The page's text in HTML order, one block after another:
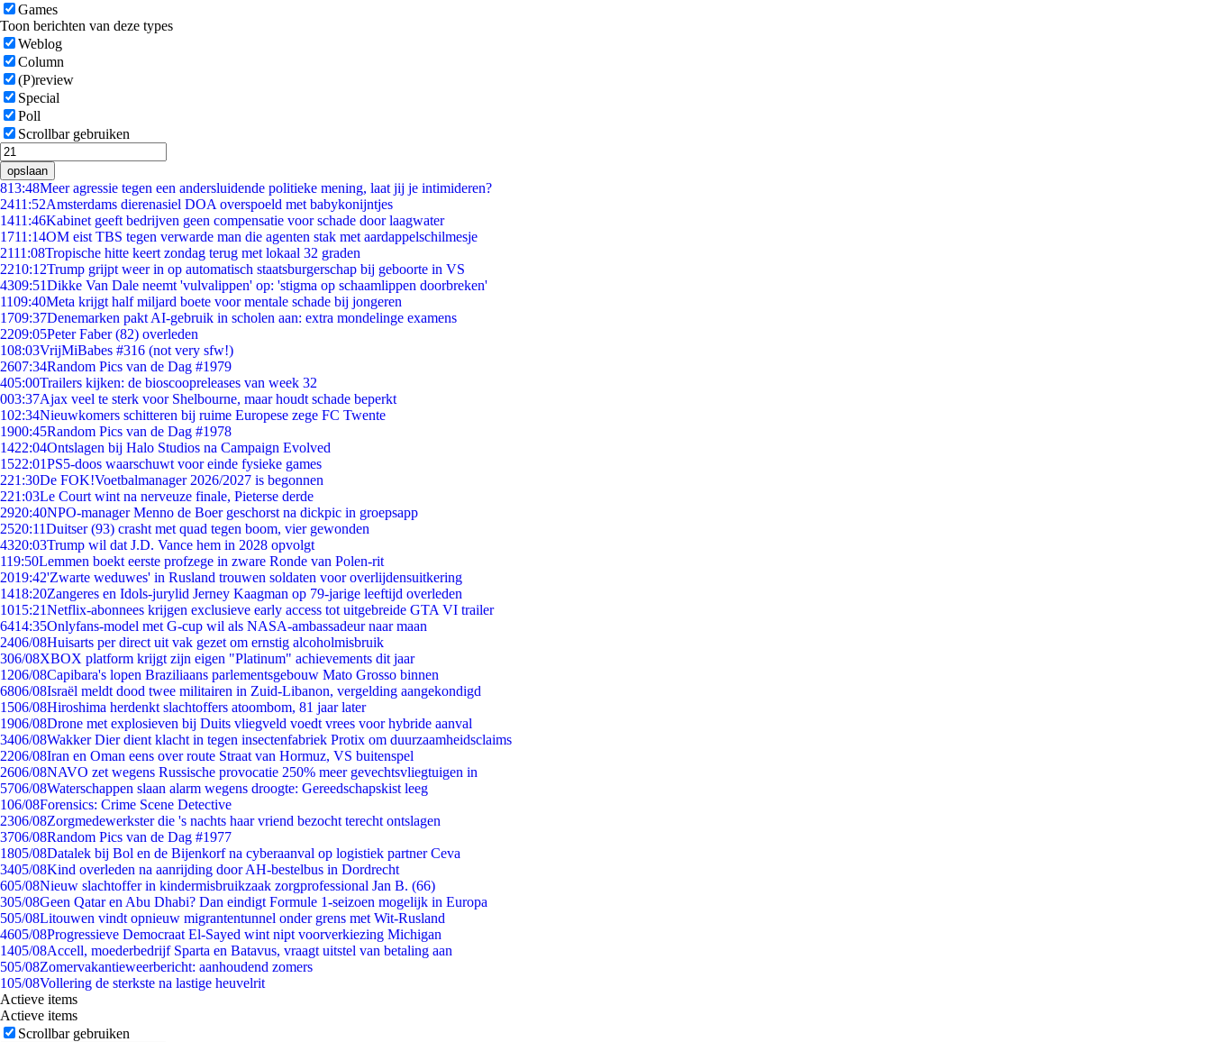
Games
Toon berichten van deze types
Weblog
Column
(P)review
Special
Poll
Scrollbar gebruiken
opslaan
813:48Meer agressie tegen een andersluidende politieke mening, laat jij je intimideren?
2411:52Amsterdams dierenasiel DOA overspoeld met babykonijntjes
1411:46Kabinet geeft bedrijven geen compensatie voor schade door laagwater
1711:14OM eist TBS tegen verwarde man die agenten stak met aardappelschilmesje
2111:08Tropische hitte keert zondag terug met lokaal 32 graden
2210:12Trump grijpt weer in op automatisch staatsburgerschap bij geboorte in VS
4309:51Dikke Van Dale neemt 'vulvalippen' op: 'stigma op schaamlippen doorbreken'
1109:40Meta krijgt half miljard boete voor mentale schade bij jongeren
1709:37Denemarken pakt AI-gebruik in scholen aan: extra mondelinge examens
2209:05Peter Faber (82) overleden
108:03VrijMiBabes #316 (not very sfw!)
2607:34Random Pics van de Dag #1979
405:00Trailers kijken: de bioscoopreleases van week 32
003:37Ajax veel te sterk voor Shelbourne, maar houdt schade beperkt
102:34Nieuwkomers schitteren bij ruime Europese zege FC Twente
1900:45Random Pics van de Dag #1978
1422:04Ontslagen bij Halo Studios na Campaign Evolved
1522:01PS5-doos waarschuwt voor einde fysieke games
221:30De FOK!Voetbalmanager 2026/2027 is begonnen
221:03Le Court wint na nerveuze finale, Pieterse derde
2920:40NPO-manager Menno de Boer geschorst na dickpic in groepsapp
2520:11Duitser (93) crasht met quad tegen boom, vier gewonden
4320:03Trump wil dat J.D. Vance hem in 2028 opvolgt
119:50Lemmen boekt eerste profzege in zware Ronde van Polen-rit
2019:42'Zwarte weduwes' in Rusland trouwen soldaten voor overlijdensuitkering
1418:20Zangeres en Idols-jurylid Jerney Kaagman op 79-jarige leeftijd overleden
1015:21Netflix-abonnees krijgen exclusieve early access tot uitgebreide GTA VI trailer
6414:35Onlyfans-model met G-cup wil als NASA-ambassadeur naar maan
2406/08Huisarts per direct uit vak gezet om ernstig alcoholmisbruik
306/08XBOX platform krijgt zijn eigen "Platinum" achievements dit jaar
1206/08Capibara's lopen Braziliaans parlementsgebouw Mato Grosso binnen
6806/08Israël meldt dood twee militairen in Zuid-Libanon, vergelding aangekondigd
1506/08Hiroshima herdenkt slachtoffers atoombom, 81 jaar later
1906/08Drone met explosieven bij Duits vliegveld voedt vrees voor hybride aanval
3406/08Wakker Dier dient klacht in tegen insectenfabriek Protix om duurzaamheidsclaims
2206/08Iran en Oman eens over route Straat van Hormuz, VS buitenspel
2606/08NAVO zet wegens Russische provocatie 250% meer gevechtsvliegtuigen in
5706/08Waterschappen slaan alarm wegens droogte: Gereedschapskist leeg
106/08Forensics: Crime Scene Detective
2306/08Zorgmedewerkster die 's nachts haar vriend bezocht terecht ontslagen
3706/08Random Pics van de Dag #1977
1805/08Datalek bij Bol en de Bijenkorf na cyberaanval op logistiek partner Ceva
3405/08Kind overleden na aanrijding door AH-bestelbus in Dordrecht
605/08Nieuw slachtoffer in kindermisbruikzaak zorgprofessional Jan B. (66)
305/08Geen Qatar en Abu Dhabi? Dan eindigt Formule 1-seizoen mogelijk in Europa
505/08Litouwen vindt opnieuw migrantentunnel onder grens met Wit-Rusland
4605/08Progressieve Democraat El-Sayed wint nipt voorverkiezing Michigan
1405/08Accell, moederbedrijf Sparta en Batavus, vraagt uitstel van betaling aan
505/08Zomervakantieweerbericht: aanhoudend zomers
105/08Vollering de sterkste na lastige heuvelrit
Actieve items
Actieve items
Scrollbar gebruiken